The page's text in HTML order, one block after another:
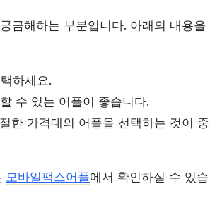
금해하는 부분입니다. 아래의 내용을
하세요.
수 있는 어플이 좋습니다.
한 가격대의 어플을 선택하는 것이 중
모바일팩스어플에서 확인하실 수 있습